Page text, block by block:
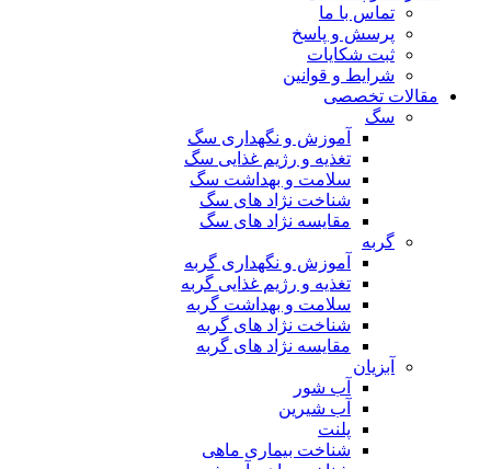
تماس با ما
پرسش و پاسخ
ثبت شکایات
شرایط و قوانین
مقالات تخصصی
سگ
آموزش و نگهداری سگ
تغذیه و رژیم غذایی سگ
سلامت و بهداشت سگ
شناخت نژاد های سگ
مقایسه نژاد های سگ
گربه
آموزش و نگهداری گربه
تغذیه و رژیم غذایی گربه
سلامت و بهداشت گربه
شناخت نژاد های گربه
مقایسه نژاد های گربه
آبزیان
آب شور
آب شیرین
پلنت
شناخت بیماری ماهی